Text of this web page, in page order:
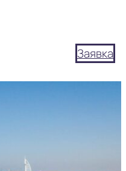
Заявка